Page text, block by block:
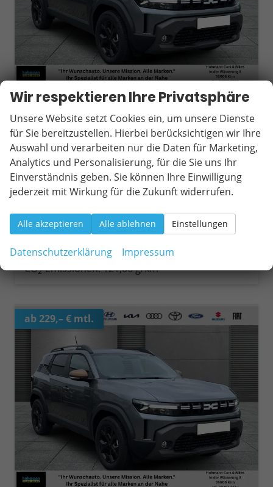
Dacia Duster
Extreme Winterpaket+Carplay TCe 120 ECO-G
unverbindliche Lieferzeit:10 Tage Fahrzeug mit Tageszulassung
Fahrzeugnr. 20186 GetriebeSchaltgetriebe
Kraftstoff Autogas LPG Außenfarbe Dolomit-Grau
Leistung 90 kW (122 PS) Kilometerstand 15 km
03.06.2026
25.090,– €
incl. 19% MwSt.
Wir rufen Sie an
Fahrzeugexposé (PDF)
Fahrzeug parken
Verbrauch kombiniert:
CO -Klasse: D
CO2-Emissionen:121,00 g/km
ab 229,– € mtl.
Wir respektieren Ihre Privatsphäre
Unsere Website setzt Cookies ein, um unsere Dienste
für Sie bereitzustellen. Hierbei berücksichtigen wir Ihre
Auswahl und verarbeiten nur die Daten für Marketing,
Analytics und Personalisierung, für die Sie uns Ihr
Einverständnis geben. Sie können Ihre Einwilligung
jederzeit mit Wirkung für die Zukunft widerrufen.
Alle akzeptieren Alle ablehnen Einstellungen
Datenschutzerklärung Impressum